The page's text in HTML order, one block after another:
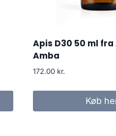
Apis D30 50 ml
Amba
172.00 kr.
Køb